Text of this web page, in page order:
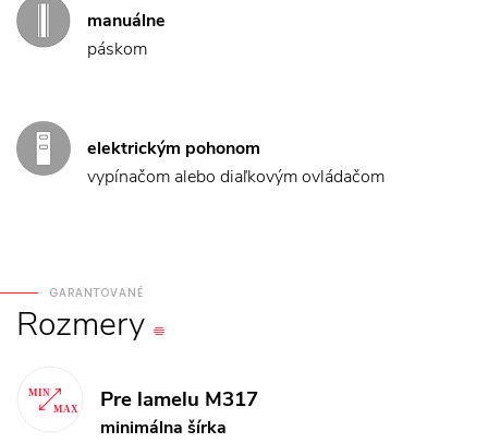
manuálne
páskom
elektrickým pohonom
vypínačom alebo diaľkovým ovládačom
GARANTOVANÉ
Rozmery
Pre lamelu M317
minimálna šírka